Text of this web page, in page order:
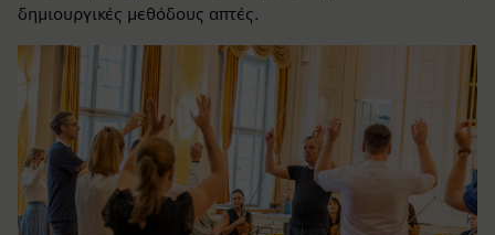
δημιουργικές μεθόδους απτές.